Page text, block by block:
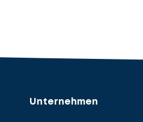
Unternehmen